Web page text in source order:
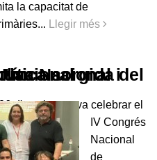
la capacitat de
Llegir més
del IV Congrés Nacional
d'octubre es va celebrar el
IV Congrés
Nacional
de